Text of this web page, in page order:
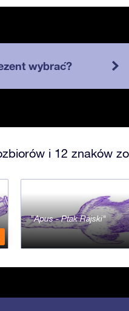
wybrać?
i 12 znaków
Apus - Ptak Rajski